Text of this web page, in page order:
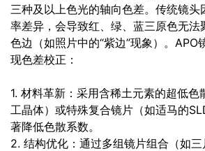
三种及以上色光的轴向色差。传统镜头
率差异，会导致红、绿、蓝三原色无法
色边（如照片中的“紫边”现象）。APO
现色差校正：
1. 材料革新：采用含稀土元素的超低色
工晶体）或特殊复合镜片（如适马的
著降低色散系数。
2. 结构优化：通过多组镜片组合（如